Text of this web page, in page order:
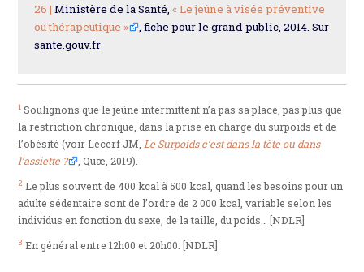
26 | Ministère de la Santé,« Le jeûne à visée préventive
ou thérapeutique »
, fiche pour le grand public, 2014. Sur
sante.gouv.fr
1 Soulignons que le jeûne intermittent n’a pas sa place, pas plus que
la restriction chronique, dans la prise en charge du surpoids et de
l’obésité (voir Lecerf JM, Le Surpoids c’est dans la tête ou dans
l’assiette ?
, Quæ, 2019).
2 Le plus souvent de 400 kcal à 500 kcal, quand les besoins pour un
adulte sédentaire sont de l’ordre de 2 000 kcal, variable selon les
individus en fonction du sexe, de la taille, du poids… [NDLR]
3 En général entre 12h00 et 20h00. [NDLR]